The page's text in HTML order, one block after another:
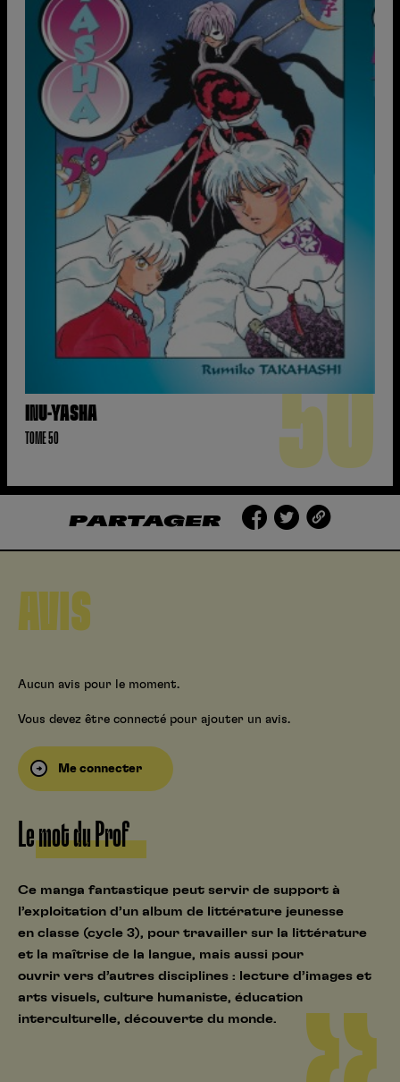
INU-YASHA
TOME 50 50
PARTAGER
AVIS
Aucun avis pour le moment.
Vous devez être connecté pour ajouter un avis.
Me connecter
Le mot du Prof
Ce manga fantastique peut servir de support à
l’exploitation d’un album de littérature jeunesse
en classe (cycle 3), pour travailler sur la littérature
et la maîtrise de la langue, mais aussi pour
ouvrir vers d’autres disciplines : lecture d’images et
arts visuels, culture humaniste, éducation
interculturelle, découverte du monde.